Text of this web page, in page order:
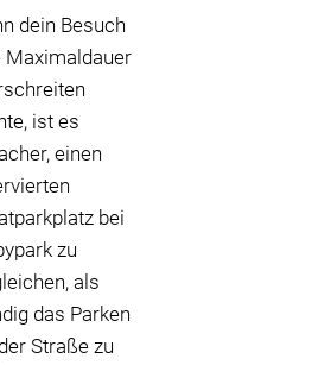
dein Besuch
Maximaldauer
ist es
einen
bei
zu
als
das Parken
Straße zu